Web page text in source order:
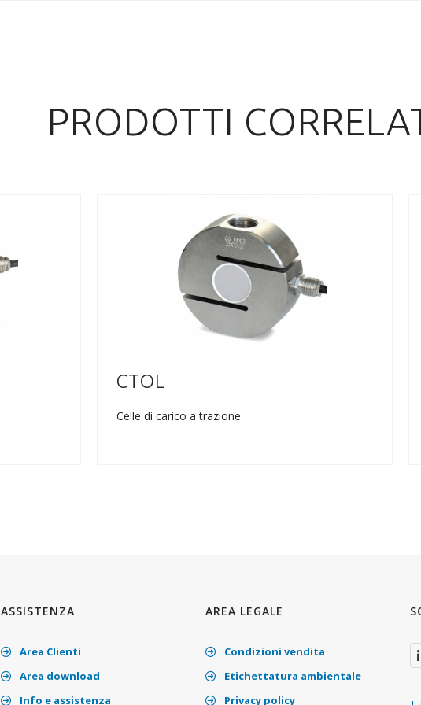
PRODOTTI
CTOL
Celle di carico a trazione
ASSISTENZA
Area Clienti
Area download
Info e assistenza
AREA LEGALE
Condizioni vendita
Etichettatura ambientale
Privacy policy